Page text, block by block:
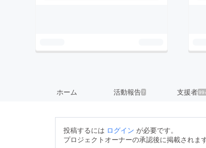
ホーム 活動報告7 支援者
投稿するには ログイン が必要です。
プロジェクトオーナーの承認後に掲載されま